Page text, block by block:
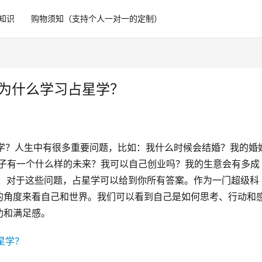
识 购物须知（支持个人一对一的定制）
什么学习占星学？​
？人生中有很多重要问题，比如：我什么时候会结婚？我的婚
一个什么样的未来？我可以自己创业吗？我的生意会有多成
对于这些问题，占星学可以给到你所有答案。作为一门超级科
度来看自己和世界。我们可以看到自己是如何思考、行动和
满足感。​